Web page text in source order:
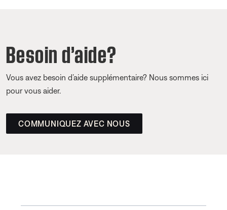
Besoin d’aide?
Vous avez besoin d’aide supplémentaire? Nous sommes ici
pour vous aider.
COMMUNIQUEZ AVEC NOUS